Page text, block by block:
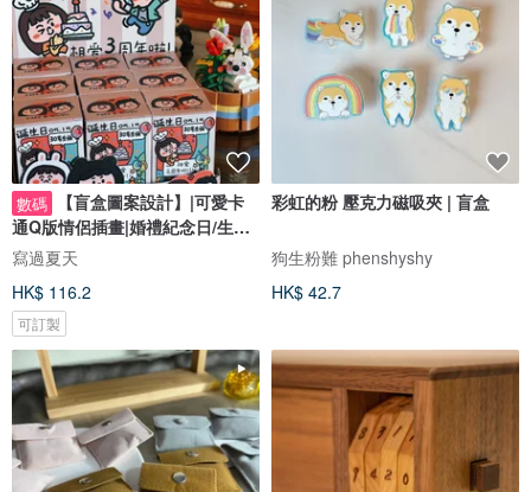
數碼
【盲盒圖案設計】|可愛卡
通Q版情侶插畫|婚禮紀念日/生日
禮物客製
寫過夏天
HK$ 116.2
可訂製
彩虹的粉 壓克力磁吸夾 | 盲盒
狗生粉難 phenshyshy
HK$ 42.7